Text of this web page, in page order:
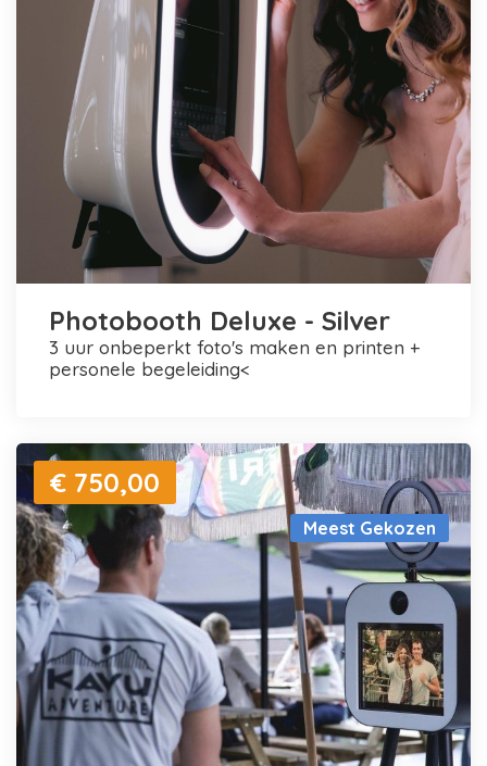
Photobooth Deluxe - Silver
3 uur onbeperkt foto's maken en printen +
personele begeleiding<
Meest Gekozen
€ 750,00